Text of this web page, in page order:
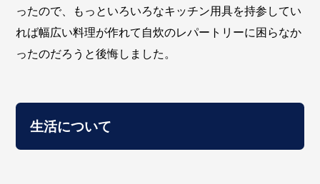
ったので、もっといろいろなキッチン用具を持参してい
れば幅広い料理が作れて自炊のレパートリーに困らなか
ったのだろうと後悔しました。
生活について